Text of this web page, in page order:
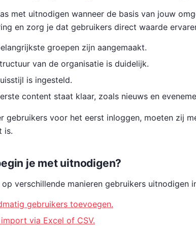
met uitnodigen wanneer de basis van jouw
en zorg je dat gebruikers direct waarde
groepen zijn aangemaakt.
van de organisatie is duidelijk.
is ingesteld.
content staat klaar, zoals nieuws en
gebruikers voor het eerst inloggen, moeten zij
is.
je met uitnodigen?
verschillende manieren gebruikers uitnodigen
gebruikers toevoegen.
via Excel of CSV.